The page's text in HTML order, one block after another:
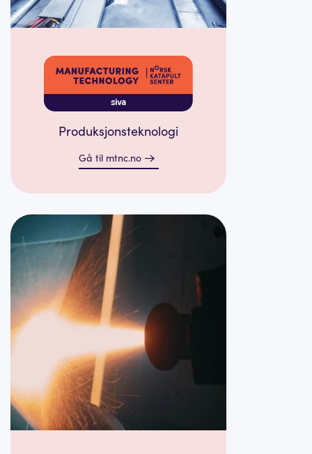
Produksjonsteknologi
Gå til mtnc.no